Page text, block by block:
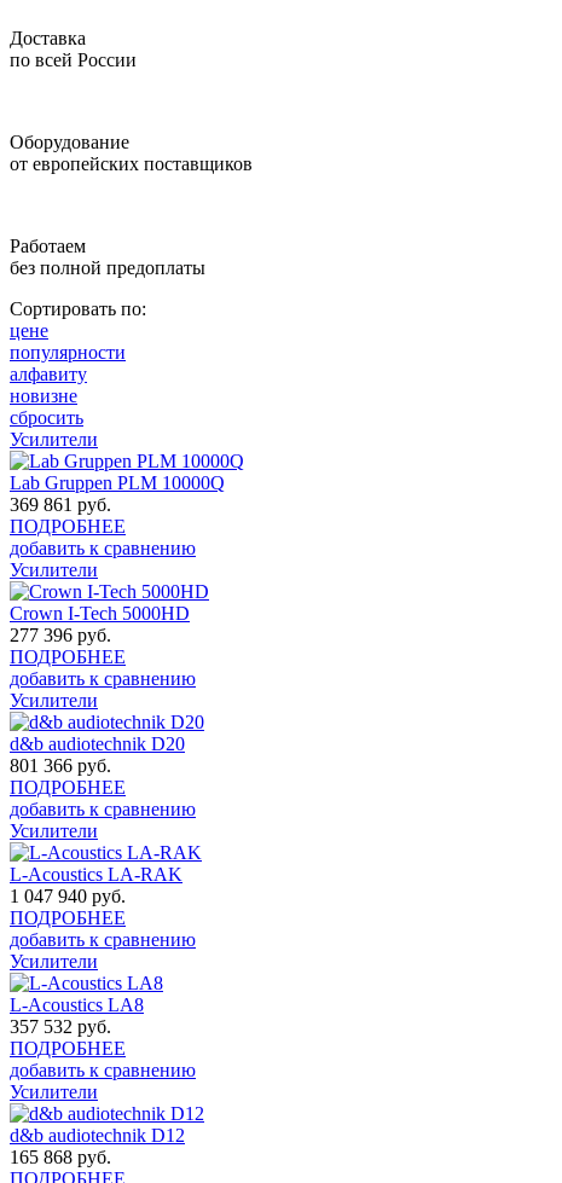
Доставка
по всей России
Оборудование
от европейских поставщиков
Работаем
без полной предоплаты
Сортировать по:
цене
популярности
алфавиту
новизне
сбросить
Усилители
Lab Gruppen PLM 10000Q
369 861 руб.
ПОДРОБНЕЕ
добавить к сравнению
Усилители
Crown I-Tech 5000HD
277 396 руб.
ПОДРОБНЕЕ
добавить к сравнению
Усилители
d&b audiotechnik D20
801 366 руб.
ПОДРОБНЕЕ
добавить к сравнению
Усилители
L-Acoustics LA-RAK
1 047 940 руб.
ПОДРОБНЕЕ
добавить к сравнению
Усилители
L-Acoustics LA8
357 532 руб.
ПОДРОБНЕЕ
добавить к сравнению
Усилители
d&b audiotechnik D12
165 868 руб.
ПОДРОБНЕЕ